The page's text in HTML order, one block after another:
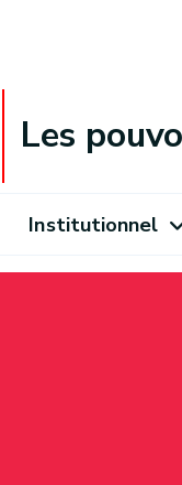
Les
Institutionnel